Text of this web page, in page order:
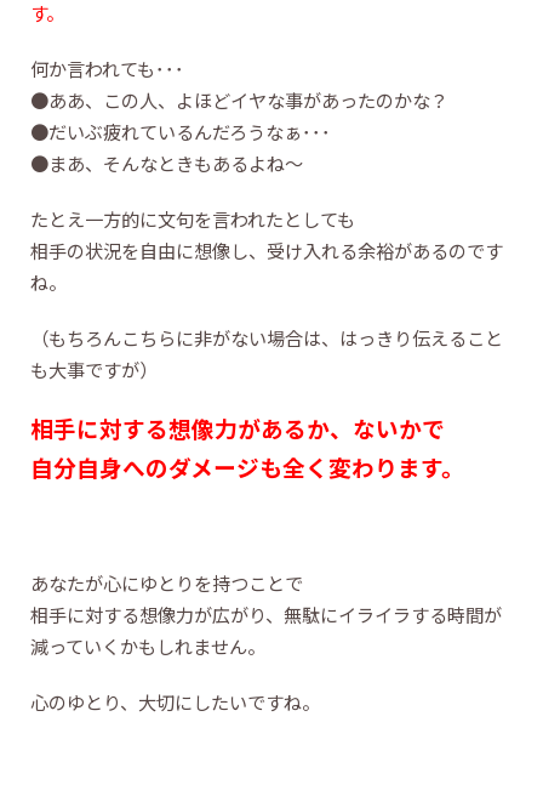
す。
何か言われても･･･
●ああ、この人、よほどイヤな事があったのかな？
●だいぶ疲れているんだろうなぁ･･･
●まあ、そんなときもあるよね～
たとえ一方的に文句を言われたとしても
相手の状況を自由に想像し、受け入れる余裕があるのです
ね。
（もちろんこちらに非がない場合は、はっきり伝えること
も大事ですが）
相手に対する想像力があるか、ないかで
自分自身へのダメージも全く変わります。
あなたが心にゆとりを持つことで
相手に対する想像力が広がり、無駄にイライラする時間が
減っていくかもしれません。
心のゆとり、大切にしたいですね。